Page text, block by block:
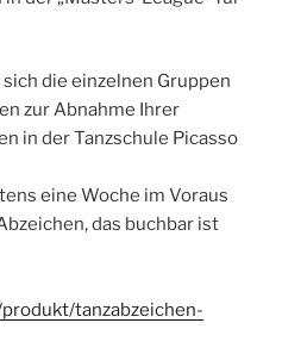
die einzelnen Gruppen
zur Abnahme Ihrer
in der Tanzschule Picasso
eine Woche im Voraus
das buchbar ist
tanzabzeichen-